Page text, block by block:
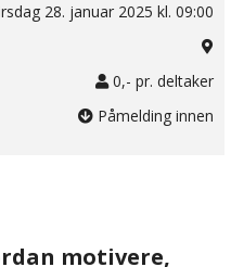
28. januar 2025 kl. 09:00
0,- pr. deltaker
Påmelding innen
motivere,